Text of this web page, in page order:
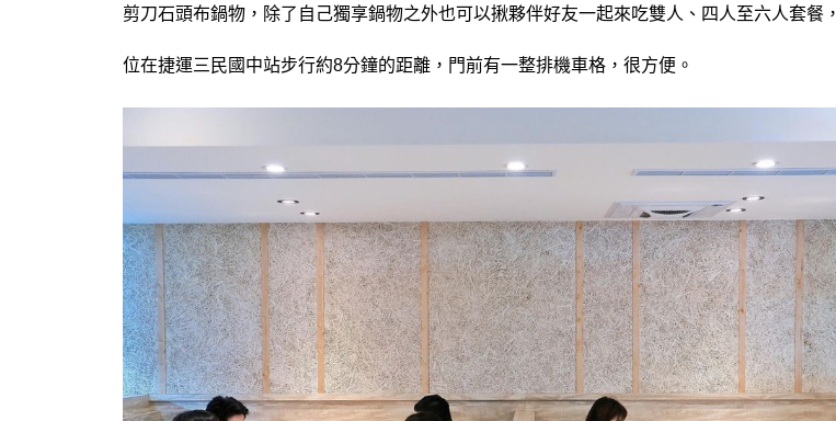
剪刀石頭布鍋物，除了自己獨享鍋物之外也可以揪夥伴好友一起來吃雙人、四人至六人套餐，
位在捷運三民國中站步行約8分鐘的距離，門前有一整排機車格，很方便。